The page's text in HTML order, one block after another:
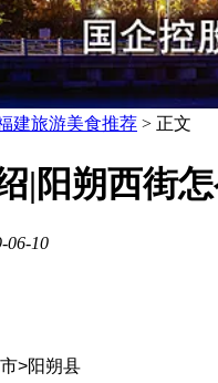
建旅游美食推荐 > 正文
|阳朔西街
06-10
>阳朔县